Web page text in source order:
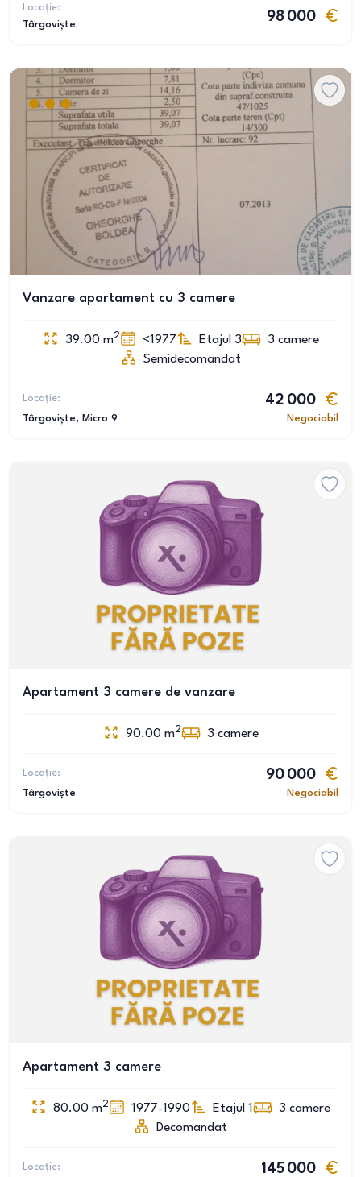
Locație:
Târgoviște
98 000
Vanzare apartament cu 3 camere
39.00 m2 <1977 Etajul 3 3 camere
Semidecomandat
Locație:
Târgoviște, Micro 9
42 000
Negociabil
Apartament 3 camere de vanzare
90.00 m2 3 camere
Locație:
Târgoviște
90 000
Negociabil
Apartament 3 camere
80.00 m2 1977-1990 Etajul 1 3 camere
Decomandat
Locație: 145 000